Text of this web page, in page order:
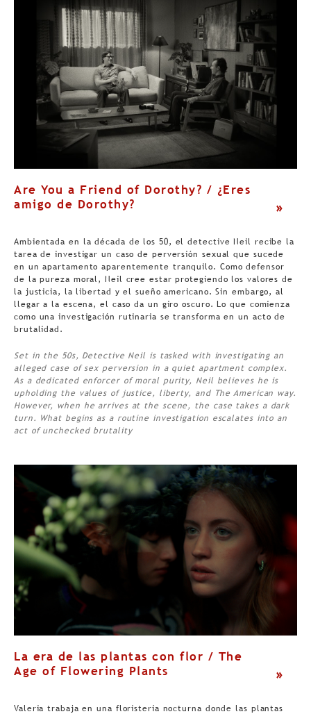
Are You a Friend of Dorothy? / ¿Eres
amigo de Dorothy?
Ambientada en la década de los 50, el detective Neil recibe la
tarea de investigar un caso de perversión sexual que sucede
en un apartamento aparentemente tranquilo. Como defensor
de la pureza moral, Neil cree estar protegiendo los valores de
la justicia, la libertad y el sueño americano. Sin embargo, al
llegar a la escena, el caso da un giro oscuro. Lo que comienza
como una investigación rutinaria se transforma en un acto de
brutalidad.
Set in the 50s, Detective Neil is tasked with investigating an
alleged case of sex perversion in a quiet apartment complex.
As a dedicated enforcer of moral purity, Neil believes he is
upholding the values of justice, liberty, and The American way.
However, when he arrives at the scene, the case takes a dark
turn. What begins as a routine investigation escalates into an
act of unchecked brutality
>
La era de las plantas con flor / The
Age of Flowering Plants
Valeria trabaja en una floristería nocturna donde las plantas
>